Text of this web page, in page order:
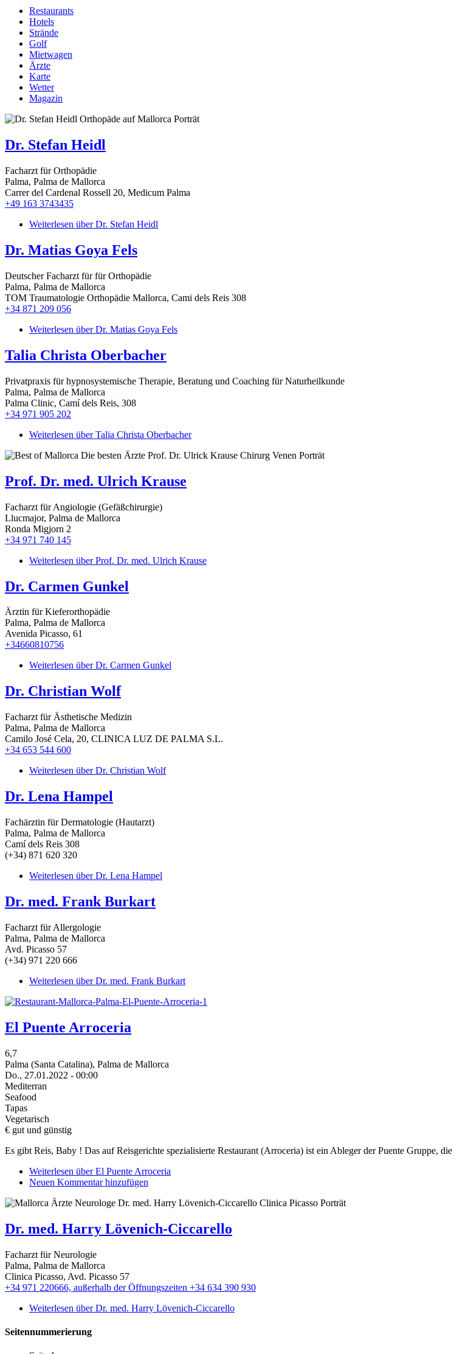
Restaurants
Hotels
Strände
Golf
Mietwagen
Ärzte
Karte
Wetter
Magazin
Dr. Stefan Heidl
Facharzt für Orthopädie
Palma, Palma de Mallorca
Carrer del Cardenal Rossell 20, Medicum Palma
+49 163 3743435
Weiterlesen über Dr. Stefan Heidl
Dr. Matias Goya Fels
Deutscher Facharzt für für Orthopädie
Palma, Palma de Mallorca
TOM Traumatologie Orthopädie Mallorca, Cami dels Reis 308
+34 871 209 056
Weiterlesen über Dr. Matias Goya Fels
Talia Christa Oberbacher
Privatpraxis für hypnosystemische Therapie, Beratung und Coaching für Naturheilkunde
Palma, Palma de Mallorca
Palma Clinic, Camí dels Reis, 308
+34 971 905 202
Weiterlesen über Talia Christa Oberbacher
Prof. Dr. med. Ulrich Krause
Facharzt für Angiologie (Gefäßchirurgie)
Llucmajor, Palma de Mallorca
Ronda Migjorn 2
+34 971 740 145
Weiterlesen über Prof. Dr. med. Ulrich Krause
Dr. Carmen Gunkel
Ärztin für Kieferorthopädie
Palma, Palma de Mallorca
Avenida Picasso, 61
+34660810756
Weiterlesen über Dr. Carmen Gunkel
Dr. Christian Wolf
Facharzt für Ästhetische Medizin
Palma, Palma de Mallorca
Camilo José Cela, 20, CLINICA LUZ DE PALMA S.L.
+34 653 544 600
Weiterlesen über Dr. Christian Wolf
Dr. Lena Hampel
Fachärztin für Dermatologie (Hautarzt)
Palma, Palma de Mallorca
Camí dels Reis 308
(+34) 871 620 320
Weiterlesen über Dr. Lena Hampel
Dr. med. Frank Burkart
Facharzt für Allergologie
Palma, Palma de Mallorca
Avd. Picasso 57
(+34) 971 220 666
Weiterlesen über Dr. med. Frank Burkart
El Puente Arroceria
6,7
Palma (Santa Catalina), Palma de Mallorca
Do., 27.01.2022 - 00:00
Mediterran
Seafood
Tapas
Vegetarisch
€ gut und günstig
Es gibt Reis, Baby ! Das auf Reisgerichte spezialisierte Restaurant (Arroceria) ist ein Ableger der Puente Gruppe,
Weiterlesen über El Puente Arroceria
Neuen Kommentar hinzufügen
Dr. med. Harry Lövenich-Ciccarello
Facharzt für Neurologie
Palma, Palma de Mallorca
Clinica Picasso, Avd. Picasso 57
+34 971 220666, außerhalb der Öffnungszeiten +34 634 390 930
Weiterlesen über Dr. med. Harry Lövenich-Ciccarello
Seitennummerierung